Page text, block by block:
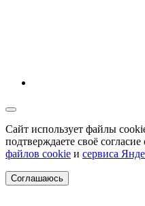
Сайт использует файлы
подтверждаете своё согласие
файлов cookie и сервиса
Соглашаюсь